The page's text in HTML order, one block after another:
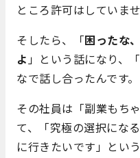
ところ許可はしていま
そしたら、「困ったな
よ」という話になり、
なで話し合ったんです。
その社員は「副業もち
て、「究極の選択にな
に行きたいです」とい